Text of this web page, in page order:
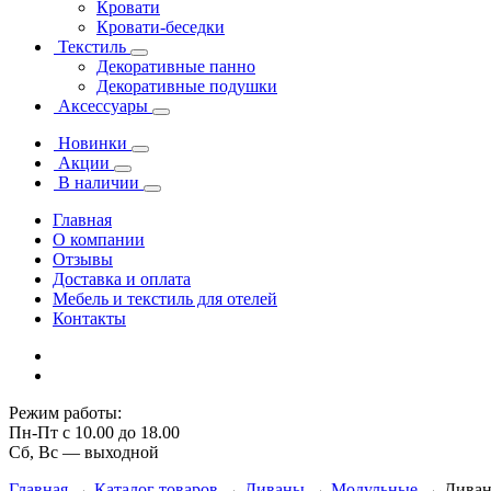
Кровати
Кровати-беседки
Текстиль
Декоративные панно
Декоративные подушки
Аксессуары
Новинки
Акции
В наличии
Главная
О компании
Отзывы
Доставка и оплата
Мебель и текстиль для отелей
Контакты
Режим работы:
Пн-Пт с 10.00 до 18.00
Сб, Вс — выходной